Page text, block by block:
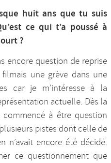
huit ans que tu suis
ce qui t’a poussé à
?
encore question de reprise
une grève dans une
car je m’intéresse à la
actuelle. Dès la
à être question
pistes dont celle de
n’avait encore été décidé.
ce questionnement que